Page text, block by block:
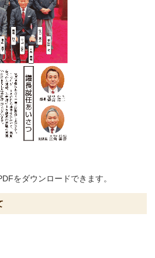
をダウンロードできます。